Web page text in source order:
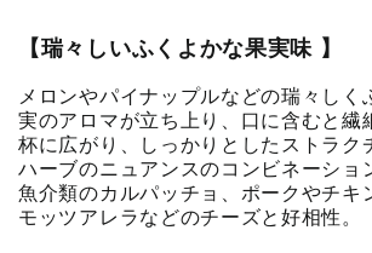
【瑞々しいふくよかな果実味 】
メロンやパイナップルなどの瑞々しく
実のアロマが立ち上り、口に含むと繊
杯に広がり、しっかりとしたストラク
ハーブのニュアンスのコンビネーショ
魚介類のカルパッチョ、ポークやチキ
モッツアレラなどのチーズと好相性。